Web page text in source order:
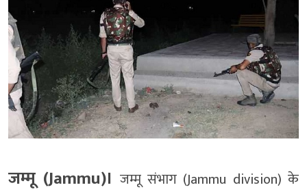
जम्मू (Jammu)। जम्मू संभाग (Jammu division) के